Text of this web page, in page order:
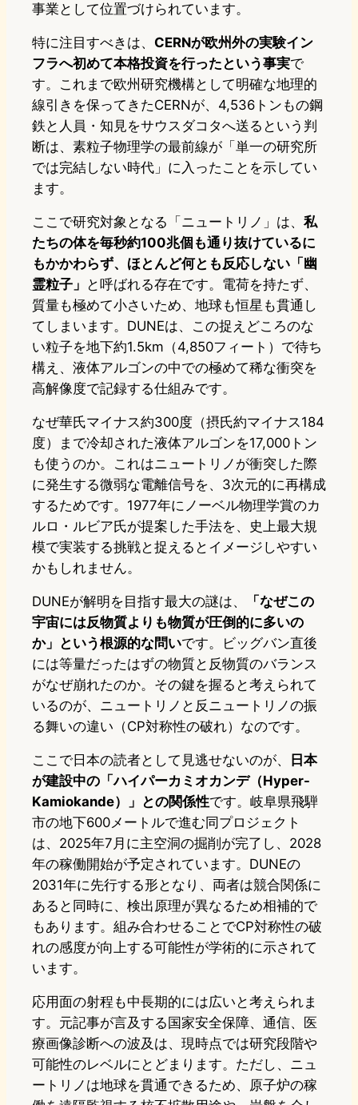
事業として位置づけられています。
特に注目すべきは、 CERNが欧州外の実験イン
フラへ初めて本格投資を行ったという事実で
す。これまで欧州研究機構として明確な地理的
線引きを保ってきたCERNが、4,536トンもの鋼
鉄と人員・知見をサウスダコタへ送るという判
断は、素粒子物理学の最前線が「単一の研究所
では完結しない時代」に入ったことを示してい
ます。
ここで研究対象となる「ニュートリノ」は、 私
たちの体を毎秒約100兆個も通り抜けているに
もかかわらず、ほとんど何とも反応しない「幽
霊粒子」 と呼ばれる存在です。電荷を持たず、
質量も極めて小さいため、地球も恒星も貫通し
てしまいます。DUNEは、この捉えどころのな
い粒子を地下約1.5km（4,850フィート）で待ち
構え、液体アルゴンの中での極めて稀な衝突を
高解像度で記録する仕組みです。
なぜ華氏マイナス約300度（摂氏約マイナス184
度）まで冷却された液体アルゴンを17,000トン
も使うのか。これはニュートリノが衝突した際
に発生する微弱な電離信号を、3次元的に再構成
するためです。1977年にノーベル物理学賞のカ
ルロ・ルビア氏が提案した手法を、史上最大規
模で実装する挑戦と捉えるとイメージしやすい
かもしれません。
DUNEが解明を目指す最大の謎は、
「なぜこの
宇宙には反物質よりも物質が圧倒的に多いの
か」という根源的な問いです。ビッグバン直後
には等量だったはずの物質と反物質のバランス
がなぜ崩れたのか。その鍵を握ると考えられて
いるのが、ニュートリノと反ニュートリノの振
る舞いの違い（CP対称性の破れ）なのです。
ここで日本の読者として見逃せないのが、
日本
が建設中の「ハイパーカミオカンデ（Hyper-
Kamiokande）」との関係性です。岐阜県飛騨
市の地下600メートルで進む同プロジェクト
は、2025年7月に主空洞の掘削が完了し、2028
年の稼働開始が予定されています。DUNEの
2031年に先行する形となり、両者は競合関係に
あると同時に、検出原理が異なるため相補的で
もあります。組み合わせることでCP対称性の破
れの感度が向上する可能性が学術的に示されて
います。
応用面の射程も中長期的には広いと考えられま
す。元記事が言及する国家安全保障、通信、医
療画像診断への波及は、現時点では研究段階や
可能性のレベルにとどまります。ただし、ニュ
ートリノは地球を貫通できるため、原子炉の稼